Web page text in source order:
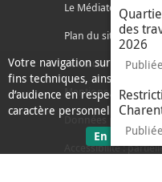
Votre navigation sur ce site
fins techniques, ainsi que des
d’audience en respect de la
caractère personnel.
En savoir
des
2026
Le Médiateur de
Plan du site
Contacter l'agglo
Mentions légales
Accessibilité :